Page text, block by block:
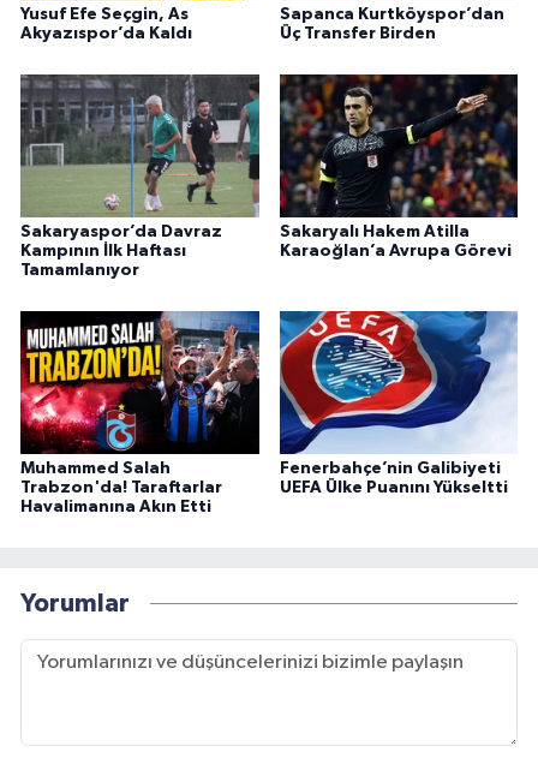
Yusuf Efe Seçgin, As
Akyazıspor’da Kaldı
Sapanca Kurtköyspor’dan
Üç Transfer Birden
Sakaryaspor’da Davraz
Kampının İlk Haftası
Tamamlanıyor
Sakaryalı Hakem Atilla
Karaoğlan’a Avrupa Görevi
Muhammed Salah
Trabzon'da! Taraftarlar
Havalimanına Akın Etti
Fenerbahçe’nin Galibiyeti
UEFA Ülke Puanını Yükseltti
Yorumlar